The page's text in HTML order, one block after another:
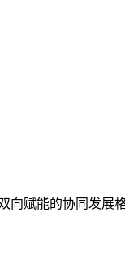
向赋能的协同发展